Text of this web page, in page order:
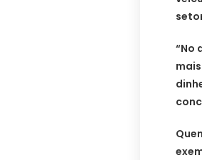
“No